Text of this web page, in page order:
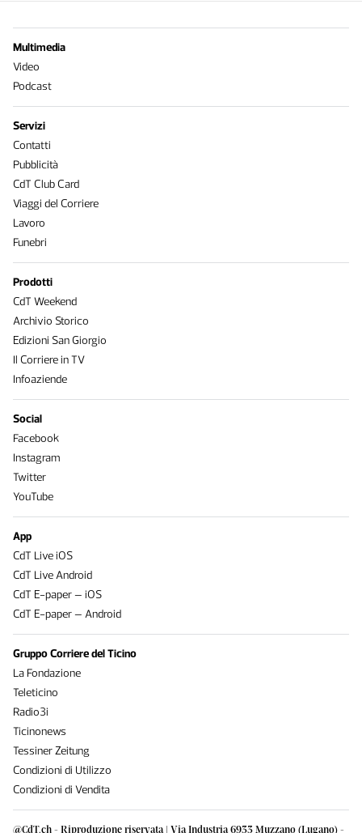
@CdT.ch - Riproduzione riservata | Via Industria 6933 Muzzano (Lugano) -
Multimedia
Video
Podcast
Servizi
Contatti
Pubblicità
CdT Club Card
Viaggi del Corriere
Lavoro
Funebri
Prodotti
CdT Weekend
Archivio Storico
Edizioni San Giorgio
Il Corriere in TV
Infoaziende
Social
Facebook
Instagram
Twitter
YouTube
App
CdT Live iOS
CdT Live Android
CdT E-paper – iOS
CdT E-paper – Android
Gruppo Corriere del Ticino
La Fondazione
Teleticino
Radio3i
Ticinonews
Tessiner Zeitung
Condizioni di Utilizzo
Condizioni di Vendita